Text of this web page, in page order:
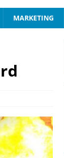
MARKETING